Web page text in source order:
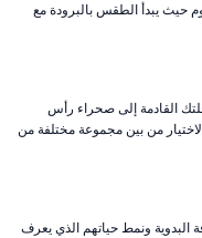
حيث يبدأ الطقس بالبرودة مع
القادمة إلى صحراء رأس
من بين مجموعة مختلفة من
ونمط حياتهم الذي يعرف